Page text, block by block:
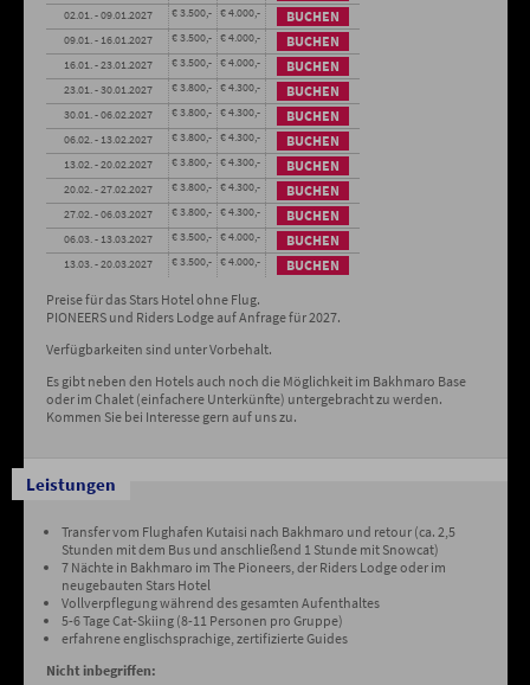
02.01. - 09.01.2027 € 3.500,- € 4.000,- BUCHEN
09.01. - 16.01.2027 € 3.500,- € 4.000,- BUCHEN
16.01. - 23.01.2027 € 3.500,- € 4.000,- BUCHEN
23.01. - 30.01.2027 € 3.800,- € 4.300,- BUCHEN
30.01. - 06.02.2027 € 3.800,- € 4.300,- BUCHEN
06.02. - 13.02.2027 € 3.800,- € 4.300,- BUCHEN
13.02. - 20.02.2027 € 3.800,- € 4.300,- BUCHEN
20.02. - 27.02.2027 € 3.800,- € 4.300,- BUCHEN
27.02. - 06.03.2027 € 3.800,- € 4.300,- BUCHEN
06.03. - 13.03.2027 € 3.500,- € 4.000,- BUCHEN
13.03. - 20.03.2027 € 3.500,- € 4.000,-
BUCHEN
Preise für das Stars Hotel ohne Flug.
PIONEERS und Riders Lodge auf Anfrage für 2027.
Verfügbarkeiten sind unter Vorbehalt.
Es gibt neben den Hotels auch noch die Möglichkeit im Bakhmaro Base
oder im Chalet (einfachere Unterkünfte) untergebracht zu werden.
Kommen Sie bei Interesse gern auf uns zu.
Leistungen
Transfer vom Flughafen Kutaisi nach Bakhmaro und retour (ca. 2,5
Stunden mit dem Bus und anschließend 1 Stunde mit Snowcat)
7 Nächte in Bakhmaro im The Pioneers, der Riders Lodge oder im
neugebauten Stars Hotel
Vollverpflegung während des gesamten Aufenthaltes
5-6 Tage Cat-Skiing (8-11 Personen pro Gruppe)
erfahrene englischsprachige, zertifizierte Guides
Nicht inbegriffen: